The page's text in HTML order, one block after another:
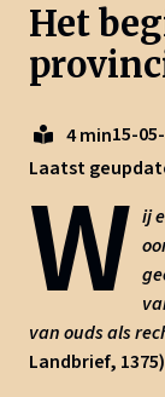
Het
4 min15-
Laatst
W ij
van ouds als
Landbrief, 1375)